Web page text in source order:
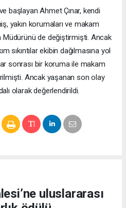
başlayan Ahmet Çınar, kendi
yakın korumaları ve makam
de değiştirmişti. Ancak
sıkıntılar ekibin dağılmasına yol
sonrası bir koruma ile makam
Ancak yaşanan son olay
olarak değerlendirildi.
uluslararası